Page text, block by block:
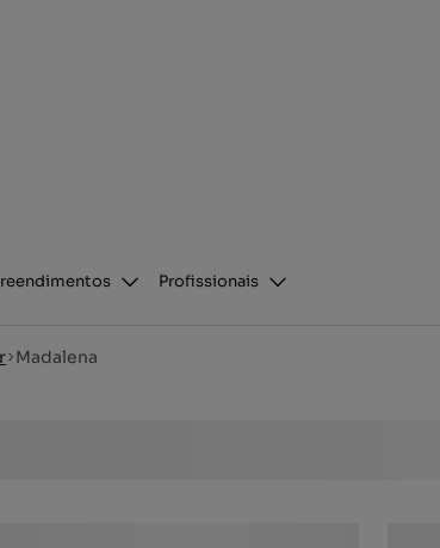
Profissionais
Madalena